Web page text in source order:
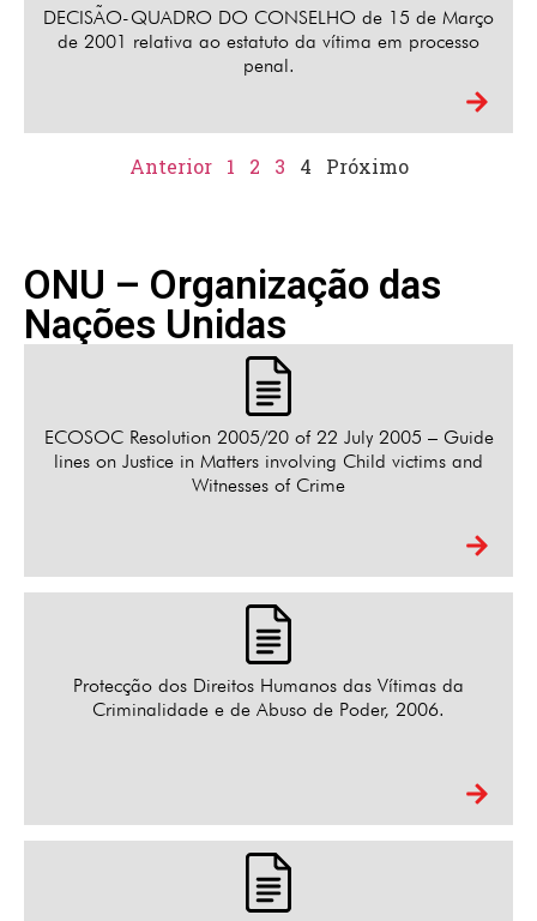
DECISÃO-QUADRO DO CONSELHO de 15 de Março
de 2001 relativa ao estatuto da vítima em processo
penal.
Anterior 1 2 3 4 Próximo
ONU – Organização das
Nações Unidas
ECOSOC Resolution 2005/20 of 22 July 2005 – Guide
lines on Justice in Matters involving Child victims and
Witnesses of Crime
Protecção dos Direitos Humanos das Vítimas da
Criminalidade e de Abuso de Poder, 2006.